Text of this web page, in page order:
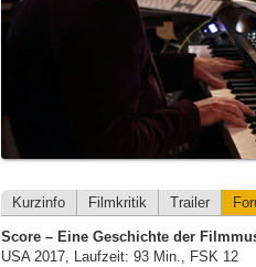
Kurzinfo Filmkritik Trailer
Score – Eine Geschichte der
USA 2017, Laufzeit: 93 Min., FSK 12